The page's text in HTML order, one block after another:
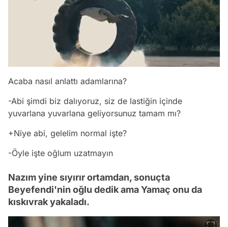
Acaba nasıl anlattı adamlarına?
-Abi şimdi biz dalıyoruz, siz de lastiğin içinde
yuvarlana yuvarlana geliyorsunuz tamam mı?
+Niye abi, gelelim normal işte?
-Öyle işte oğlum uzatmayın
Nazım yine sıyırır ortamdan, sonuçta
Beyefendi'nin oğlu dedik ama Yamaç onu da
kıskıvrak yakaladı.